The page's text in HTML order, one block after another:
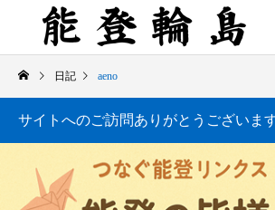
日記 aeno
サイトへのご訪問ありがとうございます